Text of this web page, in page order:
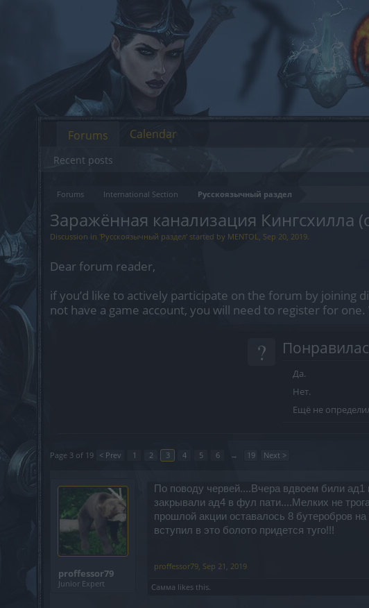
Forums International Section Русскоязычный раздел
Заражённая канализация Кингсхилла
Discussion in 'Русскоязычный раздел' started by MENTOL, Sep 20, 2019.
Dear forum reader,
if you’d like to actively participate on the forum by joining
not have a game account, you will need to register for
?
Да.
Нет.
Ещё не
Page 3 of 19 < Prev 1 2 3 4 5 6 → 19 Next >
proffessor79
Junior Expert
По поводу червей....Вчера вдвоем били ад1
закрывали ад4 в фул пати....Мелких не
прошлой акции оставалось 8 бутеробров
вступил в это болото придется туго!!!
proffessor79, Sep 21, 2019
Самма likes this.
Forums
Recent posts
Calendar